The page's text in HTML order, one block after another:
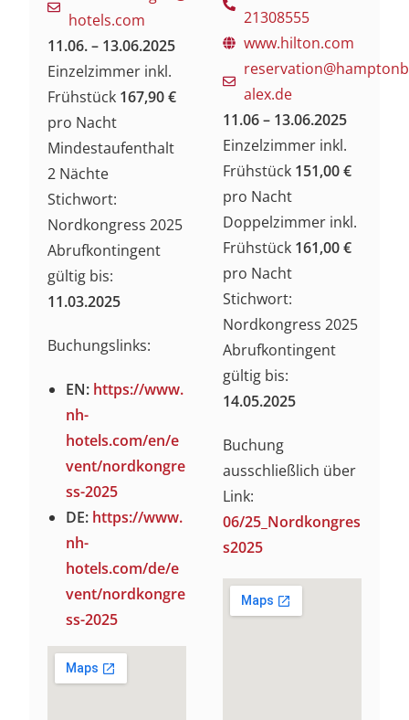
hotels.com
11.06. – 13.06.2025
Einzelzimmer inkl.
Frühstück 167,90 €
pro Nacht
Mindestaufenthalt
2 Nächte
Stichwort:
Nordkongress 2025
Abrufkontingent
gültig bis:
11.03.2025
Buchungslinks:
EN: https://www.
nh-
hotels.com/en/e
vent/nordkongre
ss-2025
DE: https://www.
nh-
hotels.com/de/e
vent/nordkongre
ss-2025
21308555
www.hilton.com
alex.de
11.06 – 13.06.2025
Einzelzimmer inkl.
Frühstück 151,00 €
pro Nacht
Doppelzimmer inkl.
Frühstück 161,00 €
pro Nacht
Stichwort:
Nordkongress 2025
Abrufkontingent
gültig bis:
14.05.2025
Buchung
ausschließlich über
Link:
06/25_Nordkongres
s2025